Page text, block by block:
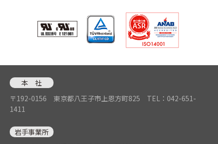
本 社
〒192-0156 東京都八王子市上恩方町825 TEL：042-651-
1411
岩手事業所